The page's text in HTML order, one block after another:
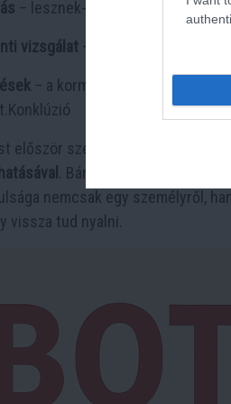
– lesznek-e új bizonyítékok,
vizsgálat – enged-e a kormány
– a kormány által kilátásba
először szembesül azzal, amit
. Bár Semjén Zsolt
nemcsak egy személyről,
vissza tud nyalni.